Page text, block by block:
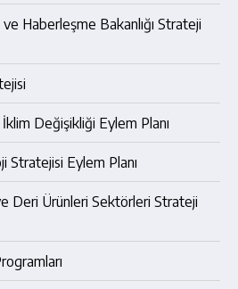
Haberleşme Bakanlığı Strateji
Değişikliği Eylem Planı
Stratejisi Eylem Planı
Deri Ürünleri Sektörleri Strateji